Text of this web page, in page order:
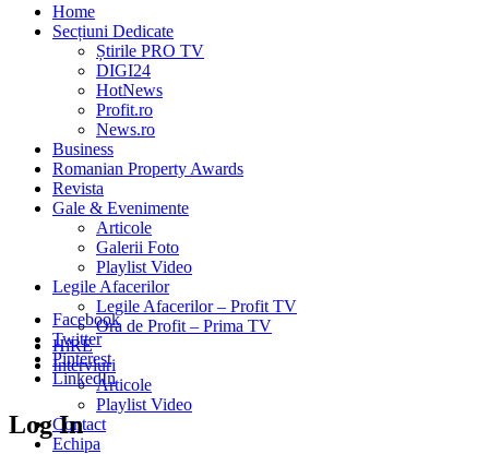
Home
Secțiuni Dedicate
Știrile PRO TV
DIGI24
HotNews
Profit.ro
News.ro
Business
Romanian Property Awards
Revista
Gale & Evenimente
Articole
Galerii Foto
Playlist Video
Legile Afacerilor
Legile Afacerilor – Profit TV
Ora de Profit – Prima TV
HiRE
Interviuri
Articole
Playlist Video
Contact
Echipa
Facebook
Twitter
Pinterest
LinkedIn
Log In